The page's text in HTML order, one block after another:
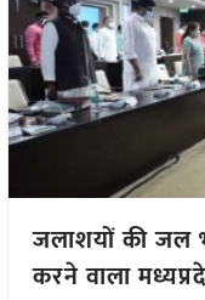
जलाशयों की जल
करने वाला